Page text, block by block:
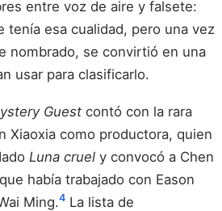
entre voz de aire y falsete:
tenía esa cualidad, pero una vez
nombrado, se convirtió en una
usar para clasificarlo.
Guest contó con la rara
Xiaoxia como productora, quien
Luna cruel y convocó a Chen
había trabajado con Eason
Ming.4 La lista de